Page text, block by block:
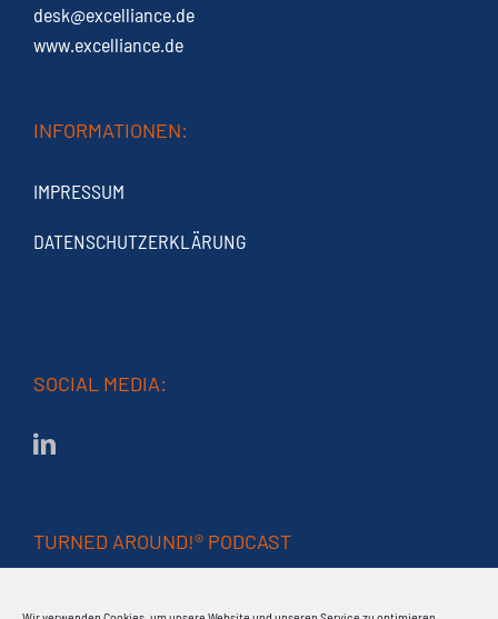
desk@excelliance.de
www.excelliance.de
INFORMATIONEN:
IMPRESSUM
DATENSCHUTZERKLÄRUNG
SOCIAL MEDIA:
TURNED AROUND!® PODCAST